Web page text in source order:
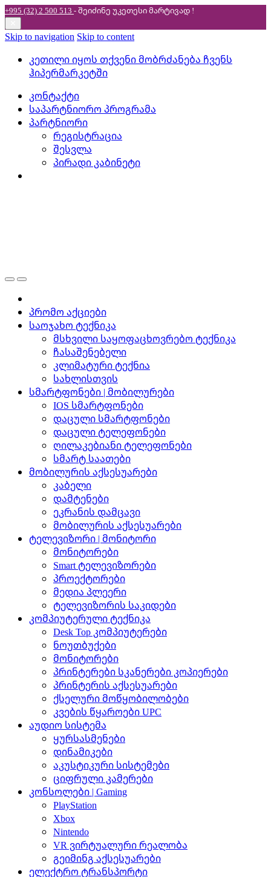
+995 (32) 2 500 513 - შეიძინე უკეთესიმარტივად !
Skip to navigation Skip to content
კეთილი იყოს თქვენი მობრძანება ჩვენს
ჰიპერმარკეტში
კონტაქტი
საპარტნიორო პროგრამა
პარტნიორი
რეგისტრაცია
შესვლა
პირადი კაბინეტი
პრომო აქციები
საოჯახო ტექნიკა
მსხვილი საყოფაცხოვრებო ტექნიკა
ჩასაშენებელი
კლიმატური ტექნია
სახლისთვის
სმარტფონები | მობილურები
IOS სმარტფონები
დაცული სმარტფონები
დაცული ტელეფონები
ღილაკებიანი ტელეფონები
სმარტ საათები
მობილურის აქსესუარები
კაბელი
დამტენები
ეკრანის დამცავი
მობილურის აქსესუარები
ტელევიზორი | მონიტორი
მონიტორები
Smart ტელევიზორები
პროექტორები
მედია პლეერი
ტელევიზორის საკიდები
კომპიუტერული ტექნიკა
Desk Top კომპიუტერები
ნოუთბუქები
მონიტორები
პრინტერები სკანერები კოპიერები
პრინტერის აქსესუარები
ქსელური მოწყობილობები
კვების წყაროები UPC
აუდიო სისტემა
ყურსასმენები
დინამიკები
აკუსტიკური სისტემები
ციფრული კამერები
კონსოლები | Gaming
PlayStation
Xbox
Nintendo
VR ვირტუალური რეალობა
გეიმინგ აქსესუარები
ელექტრო ტრანსპორტი